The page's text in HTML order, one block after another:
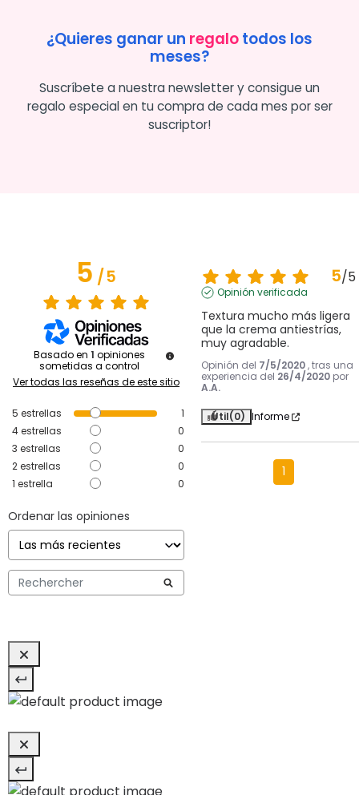
¿Quieres ganar un regalotodos los
meses?
Suscríbete a nuestra newsletter y consigue un
regalo especial en tu compra de cada mes por ser
suscriptor!
5/5
Basado en 1 opiniones
sometidas a control
Ver todas las reseñas de este sitio
5 estrellas
1
4estrellas
0
3 estrellas
0
2estrellas
0
1 estrella 0
Ordenar las opiniones
5/5
Opinión verificada
Textura mucho más ligera
que la crema antiestrías,
muy agradable.
Opinión del 7/5/2020 , tras una
experiencia del 26/4/2020 por
A.A.
Útil(0) Informe
1